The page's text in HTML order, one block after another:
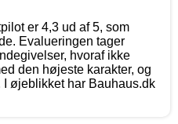
er 4,3 ud af 5, som
Evalueringen tager
hvoraf ikke
den højeste karakter, og
I øjeblikket har Bauhaus.dk